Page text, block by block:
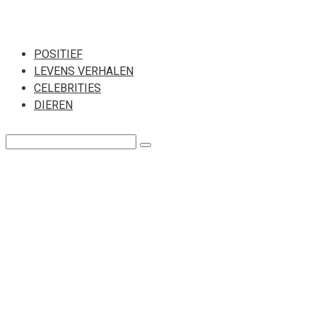
контенту
POSITIEF
LEVENS VERHALEN
CELEBRITIES
DIEREN
Поиск: